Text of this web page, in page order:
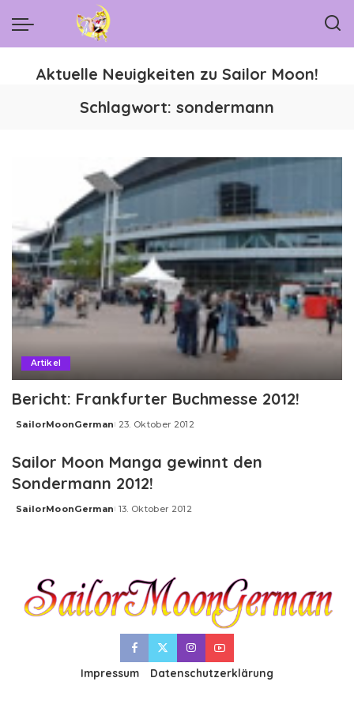
Aktuelle Neuigkeiten zu Sailor Moon!
Schlagwort: sondermann
Artikel
Bericht: Frankfurter Buchmesse 2012!
Posted
SailorMoonGerman 23. Oktober 2012
Sailor Moon Manga gewinnt den
Sondermann 2012!
Posted
SailorMoonGerman 13. Oktober 2012
Impressum Datenschutzerklärung